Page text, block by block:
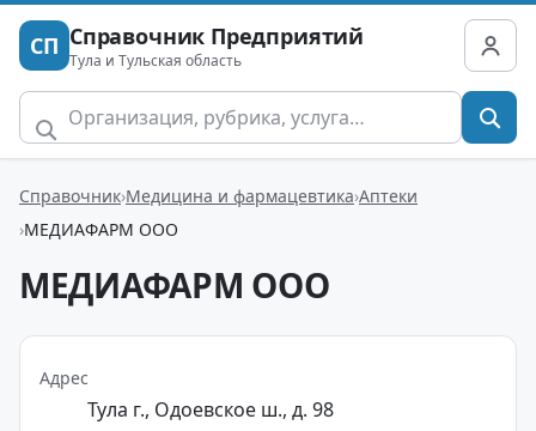
СП Справочник Предприятий
Тула и Тульская область
Справочник Медицина и фармацевтика Аптеки
МЕДИАФАРМ ООО
МЕДИАФАРМ ООО
Адрес
Тула г., Одоевское ш., д. 98